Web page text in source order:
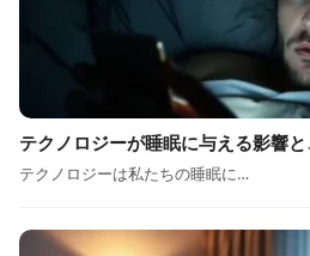
テクノロジーが睡眠に与える影響
テクノロジーは私たちの睡眠に…